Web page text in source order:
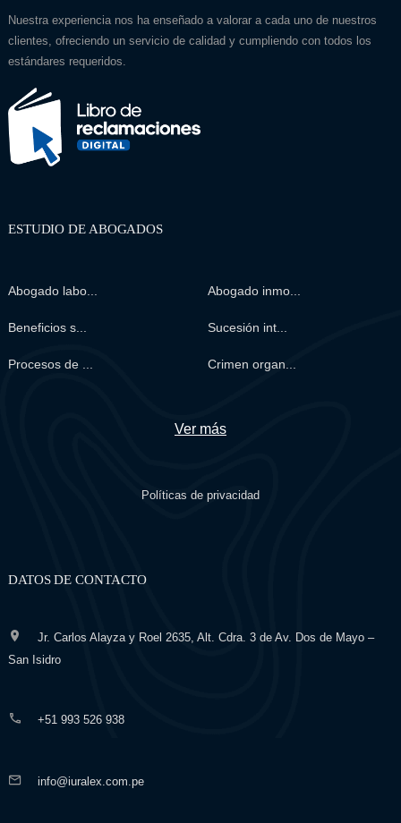
Nuestra experiencia nos ha enseñado a valorar a cada uno de nuestros
clientes, ofreciendo un servicio de calidad y cumpliendo con todos los
estándares requeridos.
ESTUDIO DE ABOGADOS
Abogado labo... Abogado inmo...
Beneficios s... Sucesión int...
Procesos de ... Crimen organ...
Ver más
Políticas de privacidad
DATOS DE CONTACTO
Jr. Carlos Alayza y Roel 2635, Alt. Cdra. 3 de Av. Dos de Mayo –
San Isidro
+51 993 526 938
info@iuralex.com.pe